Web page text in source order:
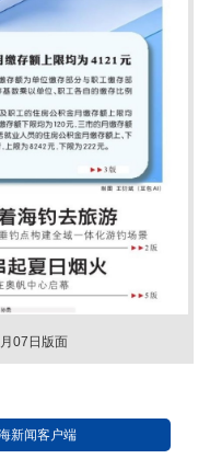
07日版面
新闻客户端